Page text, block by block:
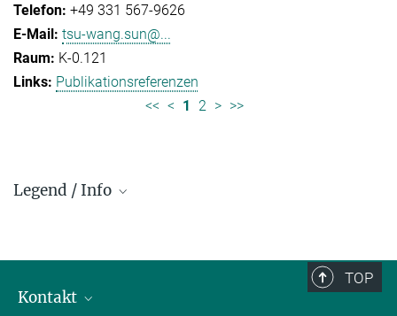
+49 331 567-9626
tsu-wang.sun@...
K-0.121
Publikationsreferenzen
<< < 1 2 > >>
Legend / Info
TOP
Kontakt